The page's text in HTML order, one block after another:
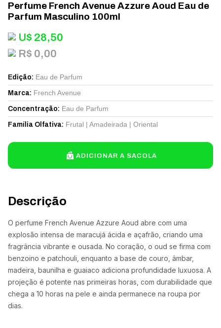
Descrição
O perfume French Avenue Azzure Aoud abre com uma
explosão intensa de maracujá ácida e açafrão, criando uma
fragrância vibrante e ousada. No coração, o oud se firma com
benzoino e patchouli, enquanto a base de couro, âmbar,
madeira, baunilha e guaiaco adiciona profundidade luxuosa. A
projeção é potente nas primeiras horas, com durabilidade que
chega a 10 horas na pele e ainda permanece na roupa por
dias.
Perfume French Avenue Azzure Aoud Eau de
Parfum Masculino 100ml
U$ 28,50
R$ 0,00
Edição: Eau de Parfum
Marca: French Avenue
Concentração: Eau de Parfum
Família Olfativa: Frutal | Amadeirada | Oriental
ADICIONAR A SACOLA